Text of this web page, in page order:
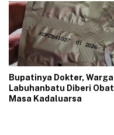
Bupatinya Dokter, Warga
Labuhanbatu Diberi Obat
Masa Kadaluarsa